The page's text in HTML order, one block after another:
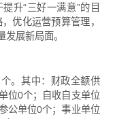
升“三好一满意”的目
优化运营预算管理，
展新局面。
。其中：财政全额供
位0个；自收自支单位
公单位0个；事业单位